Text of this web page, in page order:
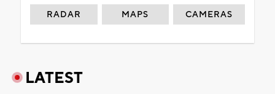
RADAR MAPS CAMERAS
LATEST